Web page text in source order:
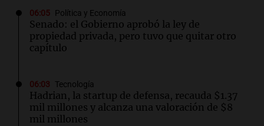
06:05 Política y Economía
Senado: el Gobierno aprobó la ley de
propiedad privada, pero tuvo que quitar otro
capítulo
06:03 Tecnología
Hadrian, la startup de defensa, recauda $1.37
mil millones y alcanza una valoración de $8
mil millones